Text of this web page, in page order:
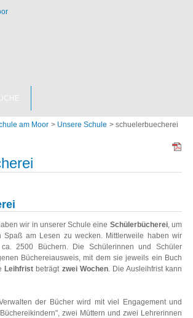
am Moor Unsere Schule schuelerbuecherei
wir in unserer Schule eine Schülerbücherei, um
Spaß am Lesen zu wecken. Mittlerweile haben wir
2500 Büchern. Die Schülerinnen und Schüler
Büchereiausweis, mit dem sie jeweils ein Buch
Leihfrist beträgt zwei Wochen. Die Ausleihfrist kann
der Bücher wird mit viel Engagement und
zwei Müttern und zwei Lehrerinnen